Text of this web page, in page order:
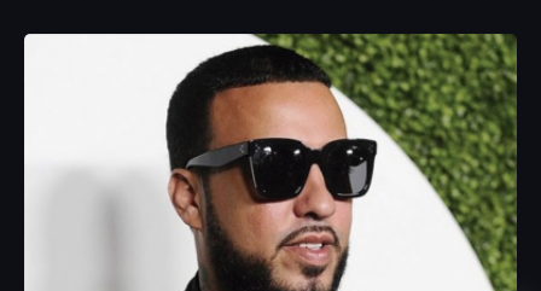
offrira à tous les participants une soirée unique,
avec une session dans le plus pur style Hilton qui
plongera la salle dans une ambiance rose.